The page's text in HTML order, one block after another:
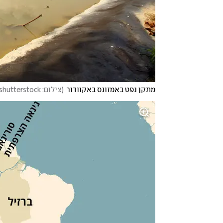
מתקן נפט באמזונס באקוודור (צילום: shutterstock